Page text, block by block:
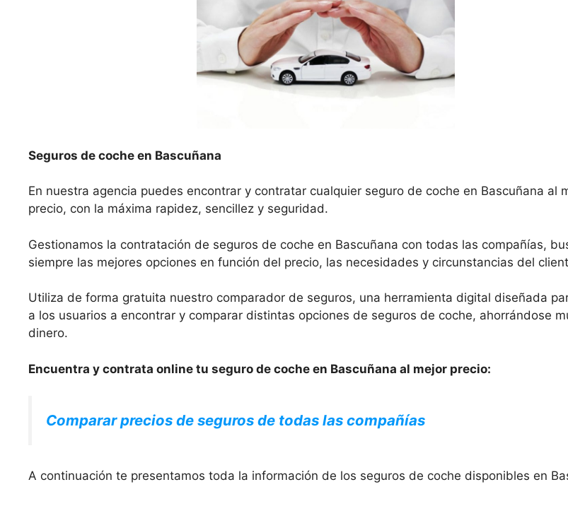
Seguros de coche en Bascuñana
En nuestra agencia puedes encontrar y contratar cualquier seguro de coche en Bascuñana al
precio, con la máxima rapidez, sencillez y seguridad.
Gestionamos la contratación de seguros de coche en Bascuñana con todas las compañías,
siempre las mejores opciones en función del precio, las necesidades y circunstancias del
Utiliza de forma gratuita nuestro comparador de seguros, una herramienta digital diseñada
a los usuarios a encontrar y comparar distintas opciones de seguros de coche, ahorrándose
dinero.
Encuentra y contrata online tu seguro de coche en Bascuñana al mejor precio:
Comparar precios de seguros de todas las compañías
A continuación te presentamos toda la información de los seguros de coche disponibles en